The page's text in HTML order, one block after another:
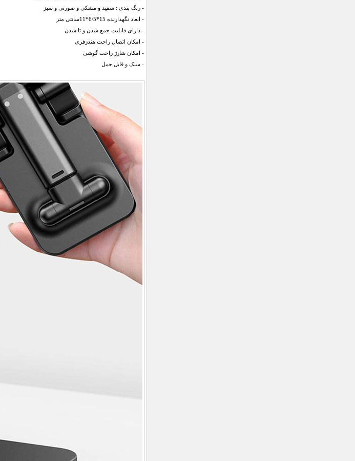
- رنگ بندی : سفید و مشکی و صورتی و سبز
- ابعاد نگهدارنده 15*6/5*11سانتی متر
- دارای قابلیت جمع شدن و تا شدن
- امکان اتصال راحت هندزفری
- امکان شارژ راحت گوشی
- سبک و قابل حمل